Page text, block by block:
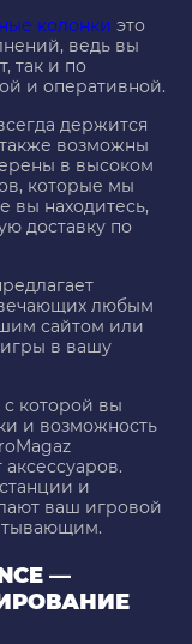
колонки это
ведь вы
так и по
и оперативной.
держится
возможны
в высоком
которые мы
вы находитесь,
доставку по
любым
сайтом или
в вашу
с которой вы
и возможность
и
ваш игровой
—